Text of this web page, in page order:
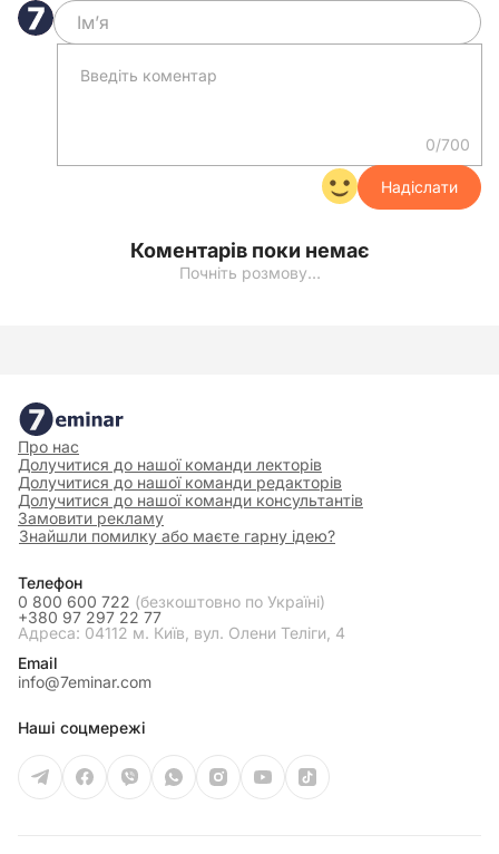
0/700
Надіслати
Коментарів поки немає
Почніть розмову…
Про нас
Долучитися до нашої команди лекторів
Долучитися до нашої команди редакторів
Долучитися до нашої команди консультантів
Замовити рекламу
Знайшли помилку або маєте гарну ідею?
Телефон
0 800 600 722 (безкоштовно по Україні)
+380 97 297 22 77
Адреса: 04112 м. Київ, вул. Олени Теліги, 4
Email
info@7eminar.com
Наші соцмережі